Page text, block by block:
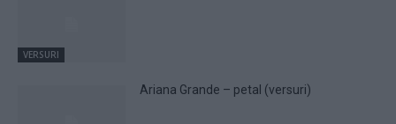
VERSURI
Ariana Grande – petal (versuri)